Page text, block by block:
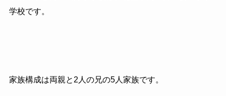
学校です。
家族構成は両親と2人の兄の5人家族です。